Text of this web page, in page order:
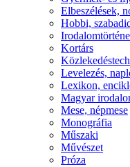
Elbeszélések,
Hobbi,
Kortárs
Levelezés,
Lexikon,
Magyar
Mese, népmese
Monográfia
Műszaki
Művészet
Próza